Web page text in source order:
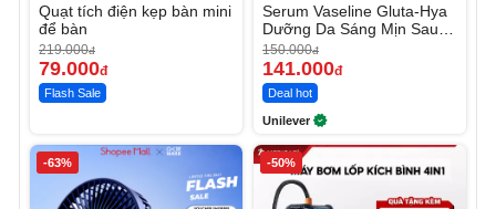
Quạt tích điện kẹp bàn mini
để bàn
219.000đ
79.000đ
Flash Sale
Serum Vaseline Gluta-Hya
Dưỡng Da Sáng Mịn Sau 7
Ngày
150.000đ
141.000đ
Deal hot
Unilever
-63% -50%